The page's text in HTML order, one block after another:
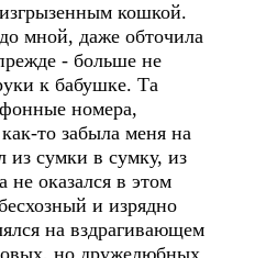
кошкой.
мной, даже обточила
- больше не
к бабушке. Та
номера,
то забыла меня на
из сумки в сумку, из
не оказался в этом
и изрядно
на вздрагивающем
но дружелюбных